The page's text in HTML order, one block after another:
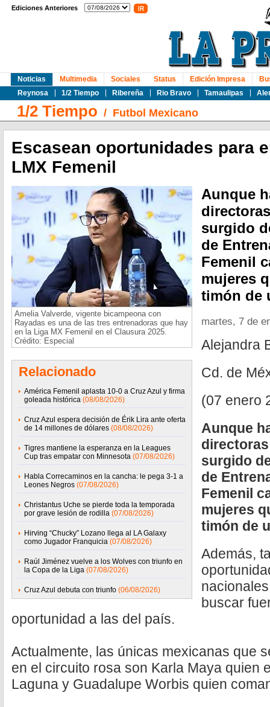
Ediciones Anteriores
Noticias
Reynosa
1/2 Tiempo Ribereña Rio Bravo Tamaulipas
Multimedia Sociales Status Edición Impresa
1/2 Tiempo / Futbol Mexicano
Escasean oportunidades para
LMX Femenil
Amelia Valverde, vigente bicampeona con
Rayadas es una de las tres entrenadoras que hay
en la Liga MX Femenil en el Clausura 2025.
Crédito: Especial
Relacionado
América Femenil aplasta 10-0 a Cruz Azul y firma
goleada histórica (08/08/2026)
Cruz Azul espera decisión de Érik Lira ante oferta
de 14 millones de dólares (08/08/2026)
Tigres mantiene la esperanza en la Leagues
Cup tras empatar con Minnesota (07/08/2026)
Habla Correcaminos en la cancha: le pega 3-1 a
Leones Negros (07/08/2026)
Christantus Uche se pierde toda la temporada
por grave lesión de rodilla (07/08/2026)
Hirving “Chucky” Lozano llega al LA Galaxy
como Jugador Franquicia (07/08/2026)
Raúl Jiménez vuelve a los Wolves con triunfo en
la Copa de la Liga (07/08/2026)
Cruz Azul debuta con triunfo (06/08/2026)
Aunque
surgido
de
Femenil
mujeres
timón de
martes, 7 de
Alejandra
Cd. de
(07 enero
Aunque
surgido
de
Femenil
mujeres
timón de
Además,
buscar
oportunidad a las del país.
Actualmente, las únicas mexicanas que
en el circuito rosa son Karla Maya quien
Laguna y Guadalupe Worbis quien